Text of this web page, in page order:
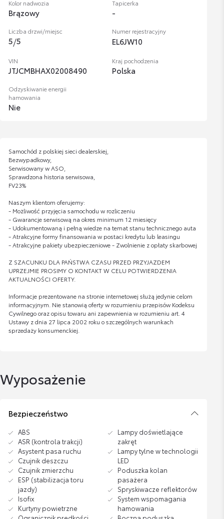
Kolor nadwozia
Brązowy
Tapicerka
-
Liczba drzwi/miejsc
5/5
Numer rejestracyjny
EL6JW10
VIN
JTJCMBHAX02008490
Kraj pochodzenia
Polska
Odzyskiwanie energii
hamowania
Nie
Samochód z polskiej sieci dealerskiej,
Bezwypadkowy,
Serwisowany w ASO,
Sprawdzona historia serwisowa,
FV23%
Naszym klientom oferujemy:
- Możliwość przyjęcia samochodu w rozliczeniu
- Gwarancje serwisową na okres minimum 12 miesięcy
- Udokumentowaną i pełną wiedze na temat stanu technicznego auta
- Atrakcyjne formy finansowania w postaci kredytu lub leasingu
- Atrakcyjne pakiety ubezpieczeniowe - Zwolnienie z opłaty skarbowej
Z SZACUNKU DLA PAŃSTWA CZASU PRZED PRZYJAZDEM
UPRZEJMIE PROSIMY O KONTAKT W CELU POTWIERDZENIA
AKTUALNOŚCI OFERTY.
Informacje prezentowane na stronie internetowej służą jedynie celom
informacyjnym. Nie stanowią oferty w rozumieniu przepisów Kodeksu
Cywilnego oraz opisu towaru ani zapewnienia w rozumieniu art. 4
Ustawy z dnia 27 lipca 2002 roku o szczególnych warunkach
sprzedaży konsumenckiej.
Wyposażenie
Bezpieczeństwo
ABS
ASR (kontrola trakcji)
Asystent pasa ruchu
Czujnik deszczu
Czujnik zmierzchu
ESP (stabilizacja toru
jazdy)
Isofix
Kurtyny powietrzne
Lampy doświetlające
zakręt
Lampy tylne w technologii
LED
Poduszka kolan
pasażera
Spryskiwacze reflektorów
System wspomagania
hamowania